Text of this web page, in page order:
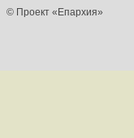
© Проект «Епархия»